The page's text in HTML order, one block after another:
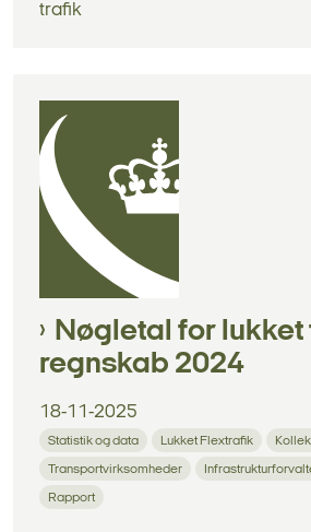
trafik
Nøgletal for lukket
regnskab 2024
18-11-2025
Statistik og data Lukket Flextrafik
Transportvirksomheder
Rapport